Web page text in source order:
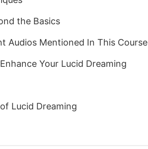
the Basics
Audios Mentioned In This Course
Your Lucid Dreaming
Lucid Dreaming